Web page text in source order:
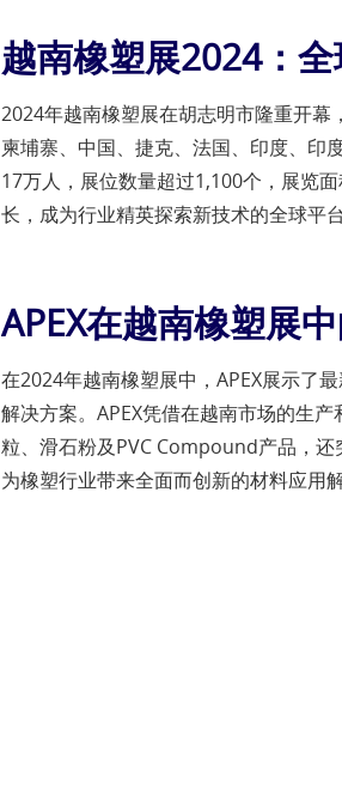
越南橡塑展2024：
2024年越南橡塑展在胡志明市隆重开幕
柬埔寨、中国、捷克、法国、印度、印
17万人，展位数量超过1,100个，展览
长，成为行业精英探索新技术的全球平台
APEX在越南橡塑展
在2024年越南橡塑展中，APEX展示了
解决方案。APEX凭借在越南市场的生
粒、滑石粉及PVC Compound产品，还
为橡塑行业带来全面而创新的材料应用解